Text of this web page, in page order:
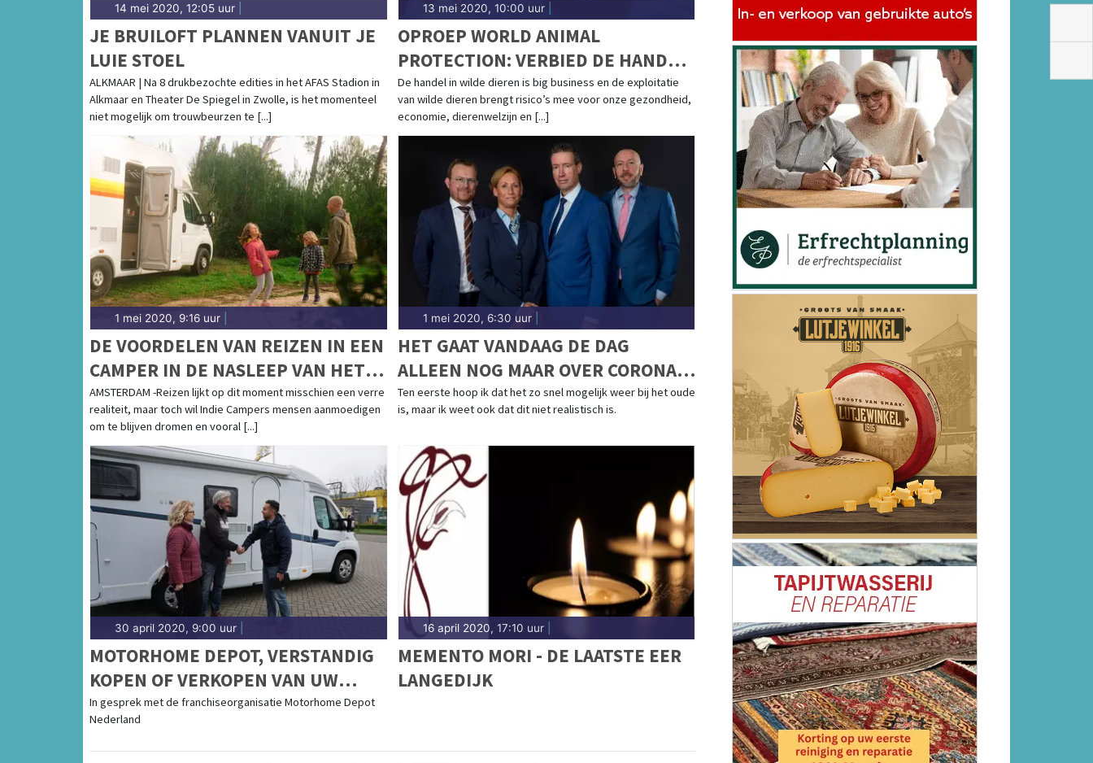
14 mei 2020, 12:05 uur
JE BRUILOFT PLANNEN VANUIT JE
LUIE STOEL
ALKMAAR | Na 8 drukbezochte edities in het AFAS Stadion in
Alkmaar en Theater De Spiegel in Zwolle, is het momenteel
niet mogelijk om trouwbeurzen te [...]
13 mei 2020, 10:00 uur|
OPROEP WORLD ANIMAL
PROTECTION: VERBIED DE HANDEL
IN WILDE DIEREN
De handel in wilde dieren is big business en de exploitatie
van wilde dieren brengt risico’s mee voor onze gezondheid,
economie, dierenwelzijn en [...]
1 mei 2020, 9:16 uur
DE VOORDELEN VAN REIZEN IN EEN
CAMPER IN DE NASLEEP VAN HET
CORONAVIRUS
AMSTERDAM -Reizen lijkt op dit moment misschien een verre
realiteit, maar toch wil Indie Campers mensen aanmoedigen
om te blijven dromen en vooral [...]
1 mei 2020, 6:30 uur|
HET GAAT VANDAAG DE DAG
ALLEEN NOG MAAR OVER CORONA
EN DE MAATREGELEN DIE HIER AAN
VASTZITTEN.
Ten eerste hoop ik dat het zo snel mogelijk weer bij het oude
is, maar ik weet ook dat dit niet realistisch is.
30 april 2020, 9:00 uur
MOTORHOME DEPOT, VERSTANDIG
KOPEN OF VERKOPEN VAN UW
CAMPER
In gesprek met de franchiseorganisatie Motorhome Depot
Nederland
16 april 2020, 17:10 uur|
MEMENTO MORI - DE LAATSTE EER
LANGEDIJK